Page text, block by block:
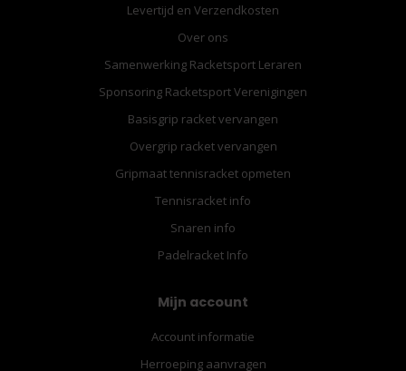
Levertijd en Verzendkosten
Over ons
Samenwerking Racketsport Leraren
Sponsoring Racketsport Verenigingen
Basisgrip racket vervangen
Overgrip racket vervangen
Gripmaat tennisracket opmeten
Tennisracket info
Snaren info
Padelracket Info
Mijn account
Account informatie
Herroeping aanvragen